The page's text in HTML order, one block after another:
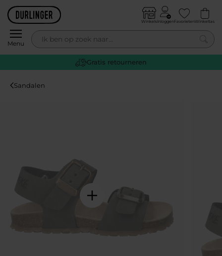
Skip to content
Menu
WinkelsInloggenFavorietenWinkeltas
0
Gratis retourneren
Sandalen